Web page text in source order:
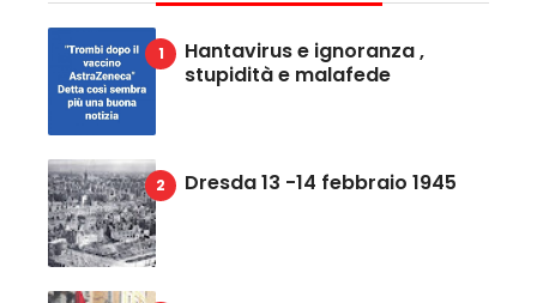
Hantavirus e ignoranza ,
stupidità e malafede
Dresda 13 -14 febbraio 1945